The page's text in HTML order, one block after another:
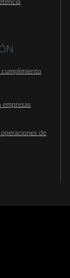
cumplimiento
empresas
de